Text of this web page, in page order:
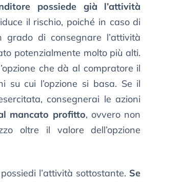
possiede già l’attività
il rischio, poiché in caso di
grado di consegnare l’attività
potenzialmente molto più alti.
che dà al compratore il
su cui l’opzione si basa. Se il
consegnerai le azioni
mancato profitto, ovvero non
oltre il valore dell’opzione
l’attività sottostante. Se